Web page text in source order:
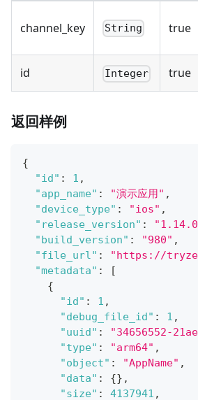
channel_key String true
id Integer true
返回样例
{
"id" : 1 ,
"app_name" : "演示应用" ,
"device_type" : "ios" ,
"release_version" :
"build_version" : "980" ,
"file_url" :
"https://
"metadata" :
[
{
"id" : 1 ,
"debug_file_id" : 1 ,
"uuid" :
"34656552-
"type" : "arm64" ,
"object" : "AppName" ,
"data" : {} ,
"size" : 4137941 ,